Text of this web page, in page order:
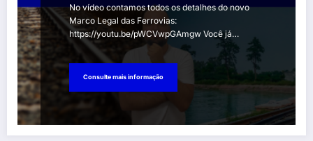
No vídeo contamos todos os detalhes do novo
Marco Legal das Ferrovias:
https://youtu.be/pWCVwpGAmgw Você já…
Consulte mais informação